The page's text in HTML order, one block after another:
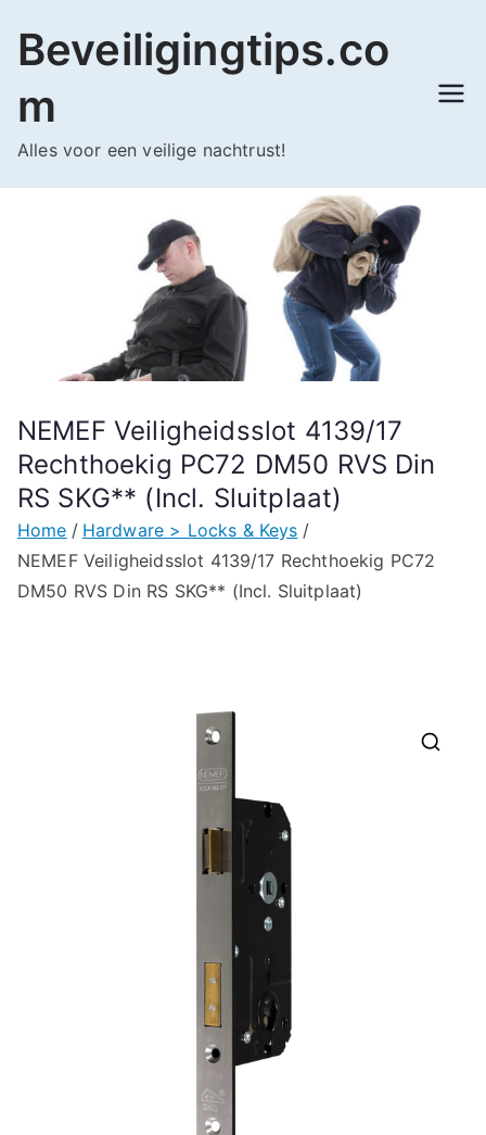
naar
inhoud
Beveiligingtips.co
m
Alles voor een veilige nachtrust!
NEMEF Veiligheidsslot 4139/17
Rechthoekig PC72 DM50 RVS Din
RS SKG** (Incl. Sluitplaat)
Home
Hardware > Locks & Keys
NEMEF Veiligheidsslot 4139/17 Rechthoekig PC72
DM50 RVS Din RS SKG** (Incl. Sluitplaat)